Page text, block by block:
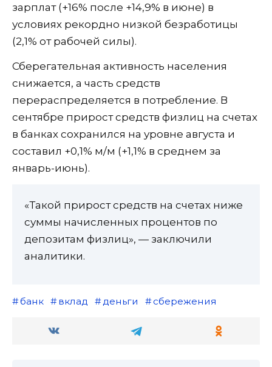
зарплат (+16% после +14,9% в июне) в
условиях рекордно низкой безработицы
(2,1% от рабочей силы).
Сберегательная активность населения
снижается, а часть средств
перераспределяется в потребление. В
сентябре прирост средств физлиц на счетах
в банках сохранился на уровне августа и
составил +0,1% м/м (+1,1% в среднем за
январь-июнь).
«Такой прирост средств на счетах ниже
суммы начисленных процентов по
депозитам физлиц», — заключили
аналитики.
банк вклад деньги сбережения